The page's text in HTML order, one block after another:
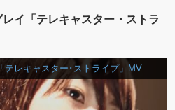
イ「テレキャスター・ストラ
テレキャスター･ストライプ」MV